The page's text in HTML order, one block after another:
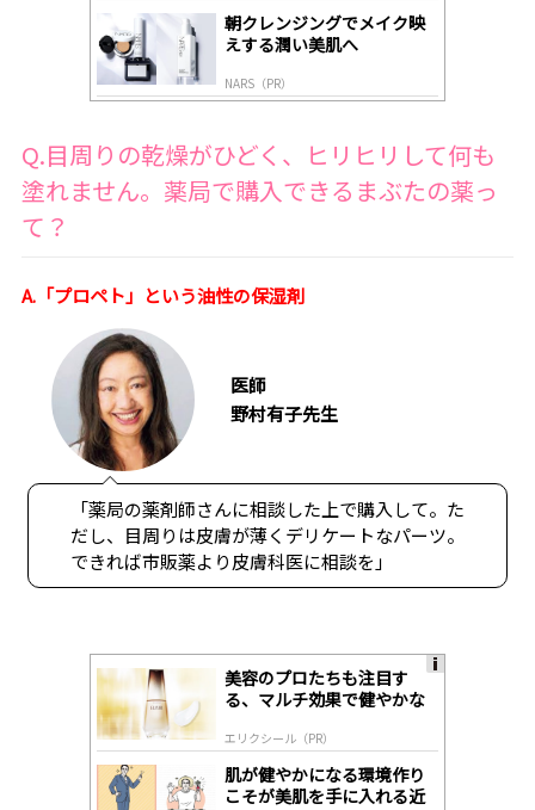
朝クレンジングでメイク映
えする潤い美肌へ
NARS（PR）
Q.目周りの乾燥がひどく、ヒリヒリして何も
塗れません。薬局で購入できるまぶたの薬っ
て？
A.「プロペト」という油性の保湿剤
医師
野村有子先生
「薬局の薬剤師さんに相談した上で購入して。た
だし、目周りは皮膚が薄くデリケートなパーツ。
できれば市販薬より皮膚科医に相談を」
美容のプロたちも注目す
る、マルチ効果で健やかな
エリクシール（PR）
肌が健やかになる環境作り
こそが美肌を手に入れる近